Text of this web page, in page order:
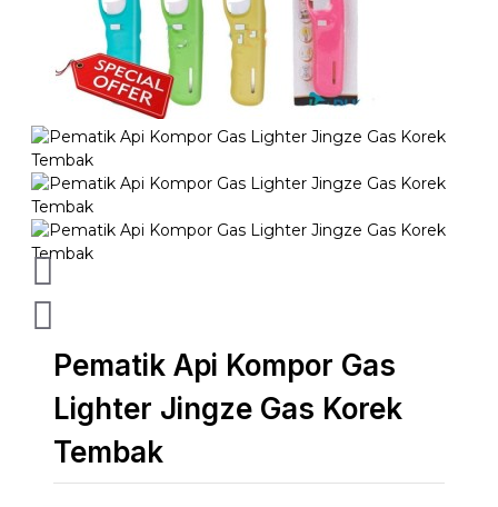
Pematik Api Kompor Gas
Lighter Jingze Gas Korek
Tembak